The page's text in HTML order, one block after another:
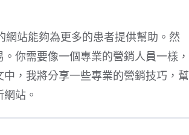
網站能夠為更多的患者提供幫助。然
你需要像一個專業的營銷人員一樣，
，我將分享一些專業的營銷技巧，幫
站。